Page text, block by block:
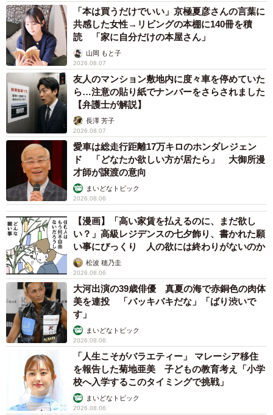
「本は買うだけでいい」京極夏彦さんの言葉に
共感した女性→リビングの本棚に140冊を積
読 「家に自分だけの本屋さん」
山岡 もと子
2026.08.07
友人のマンション敷地内に度々車を停めていた
ら…注意の貼り紙でナンバーをさらされました
【弁護士が解説】
長澤 芳子
2026.08.07
愛車は総走行距離17万キロのホンダレジェン
ド 「どなたか欲しい方が居たら」 大御所漫
才師が譲渡の意向
まいどなトピック
2026.08.06
【漫画】「高い家賃を払えるのに、まだ欲し
い？」高級レジデンスの七夕飾り、書かれた願
い事にびっくり 人の欲には終わりがないのか
松波 穂乃圭
2026.08.06
大河出演の39歳俳優 真夏の海で赤銅色の肉体
美を連投 「バッキバキだな」「ばり渋いで
す」
まいどなトピック
2026.08.06
「人生こそがバラエティー」 マレーシア移住
を報告した菊地亜美 子どもの教育考え「小学
校へ入学するこのタイミングで挑戦」
まいどなトピック
2026.08.06